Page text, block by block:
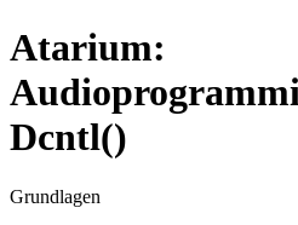
Atarium:
Dcntl()
Grundlagen